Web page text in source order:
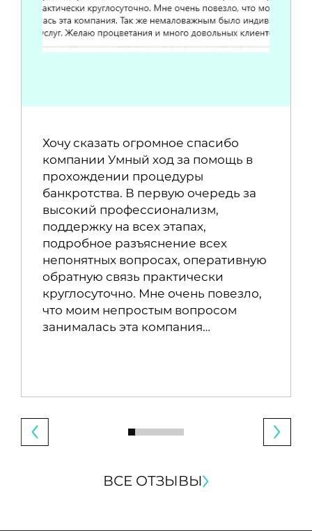
Хочу сказать огромное спасибо
компании Умный ход за помощь в
прохождении процедуры
банкротства. В первую очередь за
высокий профессионализм,
поддержку на всех этапах,
подробное разъяснение всех
непонятных вопросах, оперативную
обратную связь практически
круглосуточно. Мне очень повезло,
что моим непростым вопросом
занималась эта компания…
ВСЕ ОТЗЫВЫ